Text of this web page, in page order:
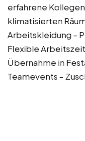
erfahrene
klimatisierten
Arbeitskleidung –
Flexible
Übernahme in
Teamevents –